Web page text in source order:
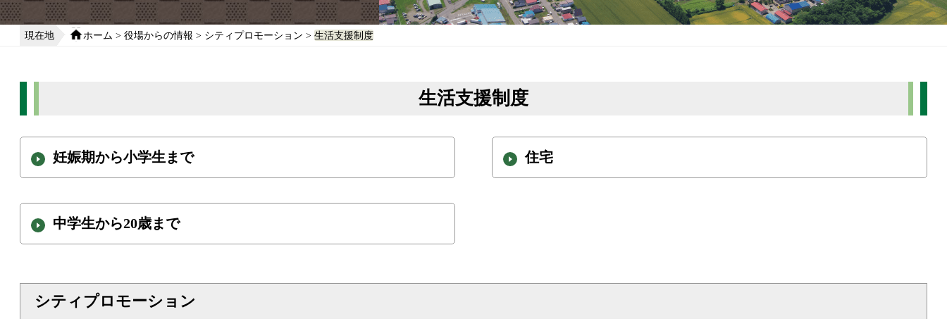
現在地 ホーム > 役場からの情報 > シティプロモーション > 生活支援制度
生活支援制度
妊娠期から小学生まで 住宅
中学生から20歳まで
シティプロモーション